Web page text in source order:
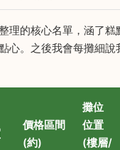
理的核心名單，涵了糕
心。之後我會每攤細說
價格區間
(約)
攤位
位置
(樓層/